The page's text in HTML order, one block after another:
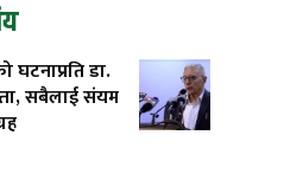
घटनाप्रति डा.
सबैलाई संयम